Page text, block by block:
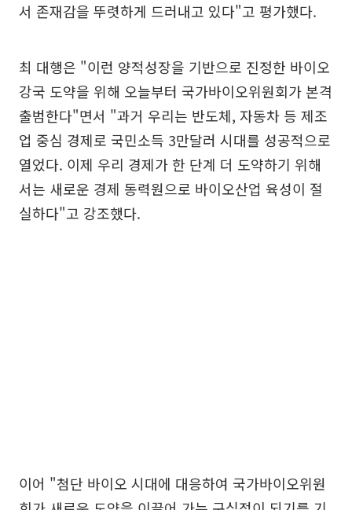
서 존재감을 뚜렷하게 드러내고 있다"고 평가했다.
최 대행은 "이런 양적성장을 기반으로 진정한 바이오
강국 도약을 위해 오늘부터 국가바이오위원회가 본격
출범한다"면서 "과거 우리는 반도체, 자동차 등 제조
업 중심 경제로 국민소득 3만달러 시대를 성공적으로
열었다. 이제 우리 경제가 한 단계 더 도약하기 위해
서는 새로운 경제 동력원으로 바이오산업 육성이 절
실하다"고 강조했다.
이어 "첨단 바이오 시대에 대응하여 국가바이오위원